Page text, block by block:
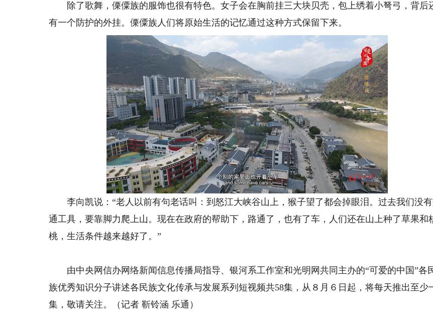
除了歌舞，傈僳族的服饰也很有特色。女子会在胸前挂三大块贝壳，包上绣着小弩弓，背后
有一个防护的外挂。傈僳族人们将原始生活的记忆通过这种方式保留下来。
李向凯说：“老人以前有句老话叫：到怒江大峡谷山上，猴子望了都会掉眼泪。过去我们没
通工具，要靠脚力爬上山。现在在政府的帮助下，路通了，也有了车，人们还在山上种了草果和
桃，生活条件越来越好了。”
由中央网信办网络新闻信息传播局指导、银河系工作室和光明网共同主办的“可爱的中国”各
族优秀知识分子讲述各民族文化传承与发展系列短视频共58集，从８月６日起，将每天推出至少
集，敬请关注。（记者 靳铃涵 乐通）